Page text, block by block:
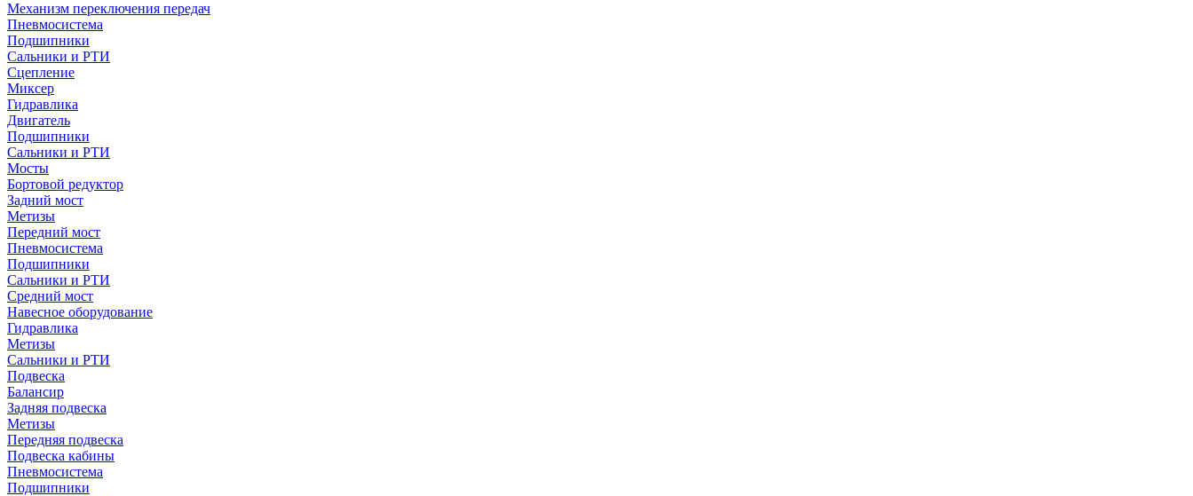
Механизм переключения передач
Пневмосистема
Подшипники
Сальники и РТИ
Сцепление
Миксер
Гидравлика
Двигатель
Подшипники
Сальники и РТИ
Мосты
Бортовой редуктор
Задний мост
Метизы
Передний мост
Пневмосистема
Подшипники
Сальники и РТИ
Средний мост
Навесное оборудование
Гидравлика
Метизы
Сальники и РТИ
Подвеска
Балансир
Задняя подвеска
Метизы
Передняя подвеска
Подвеска кабины
Пневмосистема
Подшипники